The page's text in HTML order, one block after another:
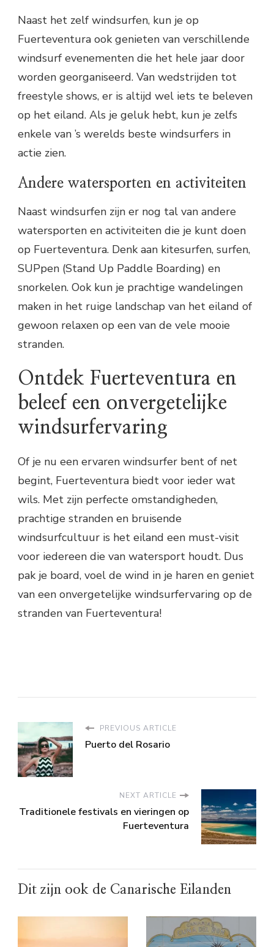
Naast het zelf windsurfen, kun je op
Fuerteventura ook genieten van verschillende
windsurf evenementen die het hele jaar door
worden georganiseerd. Van wedstrijden tot
freestyle shows, er is altijd wel iets te beleven
op het eiland. Als je geluk hebt, kun je zelfs
enkele van ’s werelds beste windsurfers in
actie zien.
Andere watersporten en activiteiten
Naast windsurfen zijn er nog tal van andere
watersporten en activiteiten die je kunt doen
op Fuerteventura. Denk aan kitesurfen, surfen,
SUPpen (Stand Up Paddle Boarding) en
snorkelen. Ook kun je prachtige wandelingen
maken in het ruige landschap van het eiland of
gewoon relaxen op een van de vele mooie
stranden.
Ontdek Fuerteventura en
beleef een onvergetelijke
windsurfervaring
Of je nu een ervaren windsurfer bent of net
begint, Fuerteventura biedt voor ieder wat
wils. Met zijn perfecte omstandigheden,
prachtige stranden en bruisende
windsurfcultuur is het eiland een must-visit
voor iedereen die van watersport houdt. Dus
pak je board, voel de wind in je haren en geniet
van een onvergetelijke windsurfervaring op de
stranden van Fuerteventura!
PREVIOUS ARTICLE
Puerto del Rosario
NEXT ARTICLE
Traditionele festivals en vieringen op
Fuerteventura
Dit zijn ook de Canarische Eilanden